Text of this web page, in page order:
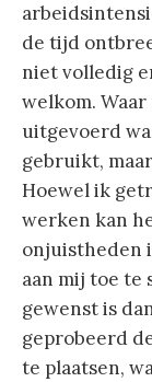
de tijd
niet volledig
welkom.
uitgevoerd
gebruikt,
Hoewel ik
werken kan
onjuistheden
aan mij toe te
gewenst is
geprobeerd
te plaatsen,